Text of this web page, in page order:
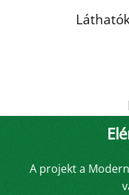
A projekt a